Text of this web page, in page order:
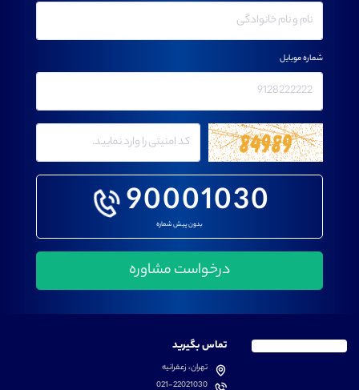
90001030
بدون پیش شماره
شماره موبایل
تماس بگیرید
تهران، زعفرانیه
021-22021030